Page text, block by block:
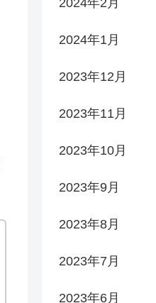
2024年2月
2024年1月
2023年12月
2023年11月
2023年10月
2023年9月
2023年8月
2023年7月
2023年6月